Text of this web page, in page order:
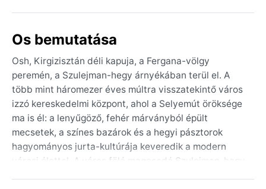
Os bemutatása
Osh, Kirgizisztán déli kapuja, a Fergana-völgy
peremén, a Szulejman-hegy árnyékában terül el. A
több mint háromezer éves múltra visszatekintő város
izzó kereskedelmi központ, ahol a Selyemút öröksége
ma is él: a lenyűgöző, fehér márványból épült
mecsetek, a színes bazárok és a hegyi pásztorok
hagyományos jurta-kultúrája keveredik a modern
városi élettel. A város fölé magasodó Szulejman-hegy,